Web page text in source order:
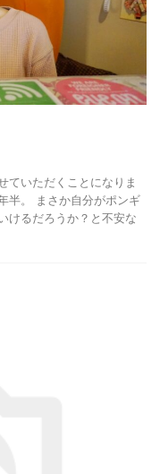
ていただくことになりま
半。 まさか自分がポンギ
けるだろうか？と不安な